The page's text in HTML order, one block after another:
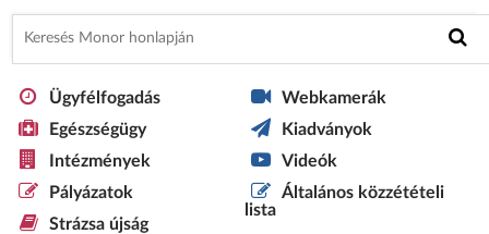
Ügyfélfogadás
Egészségügy
Intézmények
Pályázatok
Strázsa újság
Webkamerák
Kiadványok
Videók
Általános közzétételi
lista